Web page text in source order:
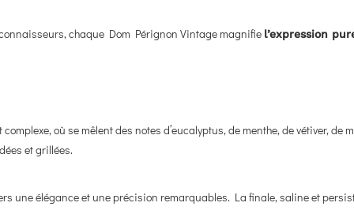
chaque Dom Pérignon Vintage magnifie l’expression
où se mêlent des notes d’eucalyptus, de menthe, de vétiver, de
et grillées.
une élégance et une précision remarquables. La finale, saline et